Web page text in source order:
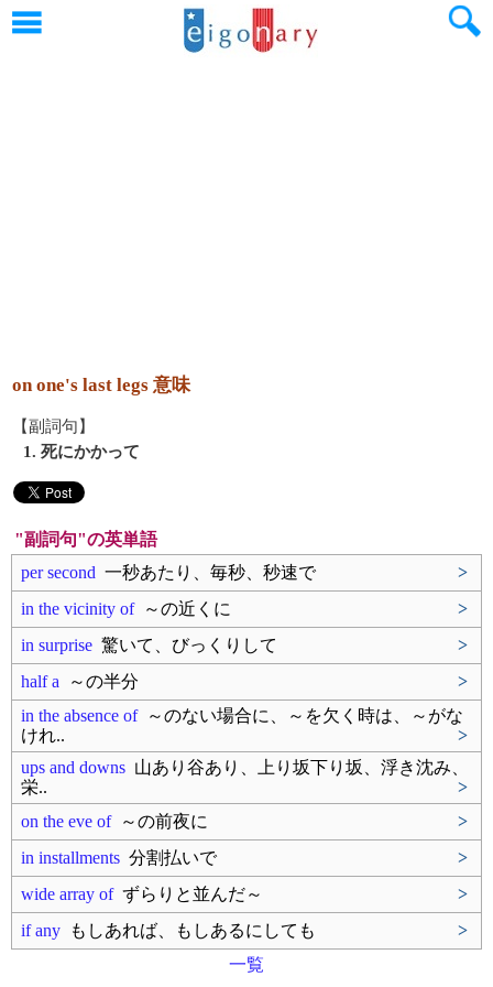
on one's last legs 意味
【副詞句】
1. 死にかかって
"副詞句"の英単語
per second 一秒あたり、毎秒、秒速で
>
in the vicinity of～の近くに
>
in surprise 驚いて、びっくりして
>
half a ～の半分
>
in the absence of～のない場合に、～を欠く時は、～がな
けれ..
>
ups and downs 山あり谷あり、上り坂下り坂、浮き沈み、
栄..
>
on the eve of～の前夜に
>
in installments 分割払いで
>
wide array ofずらりと並んだ～
>
if any もしあれば、もしあるにしても
>
一覧